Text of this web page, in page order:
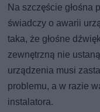
Na szczęście głośna
świadczy o awarii
taka, że głośne
zewnętrzną nie
urządzenia musi
problemu, a w razie
instalatora.